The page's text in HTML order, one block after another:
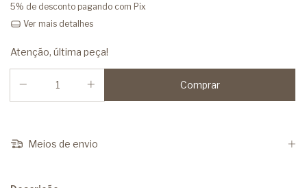
5% de desconto pagando com Pix
Ver mais detalhes
Atenção, última peça!
Meios de envio